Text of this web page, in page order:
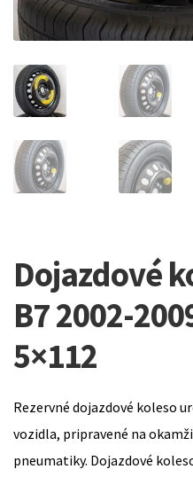
Dojazdové
B7 2002-
5×112
Rezervné dojazdové koleso
vozidla, pripravené na
pneumatiky. Dojazdové